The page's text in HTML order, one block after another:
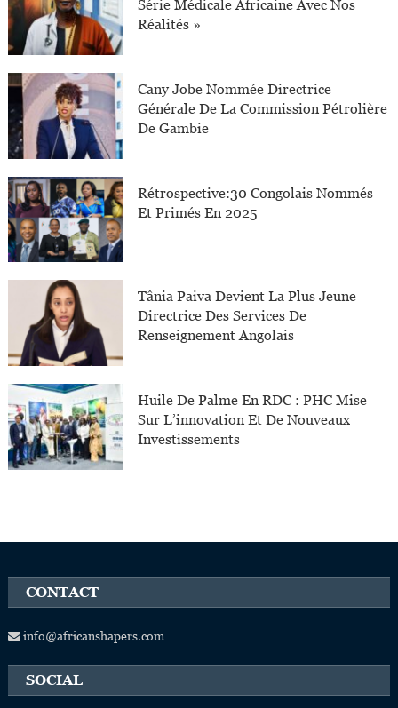
Série Médicale Africaine Avec Nos
Réalités »
Cany Jobe Nommée Directrice
Générale De La Commission Pétrolière
De Gambie
Rétrospective:30 Congolais Nommés
Et Primés En 2025
Tânia Paiva Devient La Plus Jeune
Directrice Des Services De
Renseignement Angolais
Huile De Palme En RDC : PHC Mise
Sur L’innovation Et De Nouveaux
Investissements
CONTACT
info@africanshapers.com
SOCIAL